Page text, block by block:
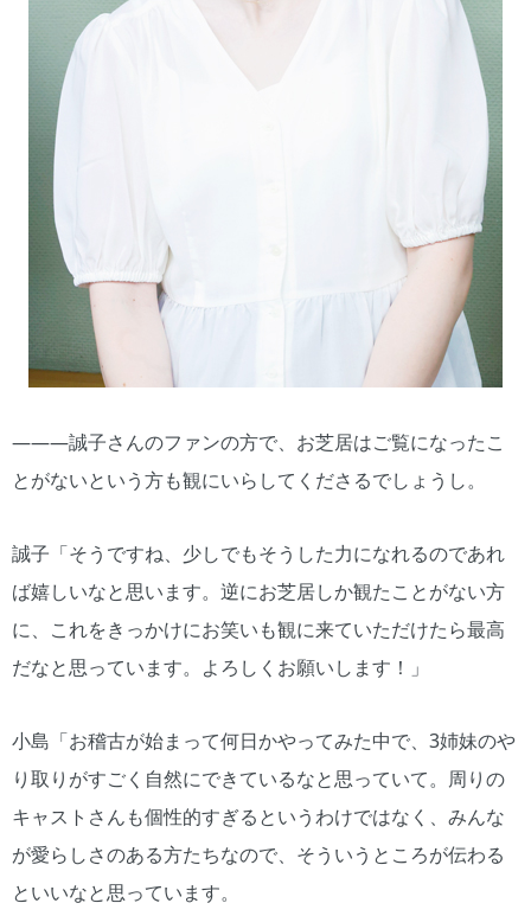
―――誠子さんのファンの方で、お芝居はご覧になったこ
とがないという方も観にいらしてくださるでしょうし。
誠子「そうですね、少しでもそうした力になれるのであれ
ば嬉しいなと思います。逆にお芝居しか観たことがない方
に、これをきっかけにお笑いも観に来ていただけたら最高
だなと思っています。よろしくお願いします！」
小島「お稽古が始まって何日かやってみた中で、3姉妹のや
り取りがすごく自然にできているなと思っていて。周りの
キャストさんも個性的すぎるというわけではなく、みんな
が愛らしさのある方たちなので、そういうところが伝わる
といいなと思っています。